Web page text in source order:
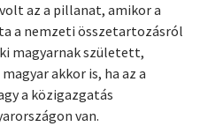
az a pillanat, amikor a
a nemzeti összetartozásról
magyarnak született,
akkor is, ha az a
a közigazgatás
van.